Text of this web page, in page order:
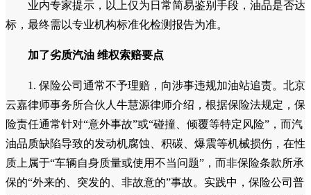
业内专家提示，以上仅为日常简易鉴别手段，油品是否达
标，最终需以专业机构标准化检测报告为准。
加了劣质汽油 维权索赔要点
1. 保险公司通常不予理赔，向涉事违规加油站追责。北京
云嘉律师事务所合伙人牛慧源律师介绍，根据保险法规定，保
险责任通常针对“意外事故”或“碰撞、倾覆等特定风险”，而汽
油品质缺陷导致的发动机腐蚀、积碳、爆震等机械损伤，在性
质上属于“车辆自身质量或使用不当问题”，而非保险条款所承
保的“外来的、突发的、非故意的”事故。实践中，保险公司普